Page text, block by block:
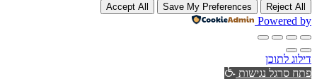
Reject All
Save My Preferences
Accept All
Powered by
דילוג לתוכן
פתח סרגל נגישות